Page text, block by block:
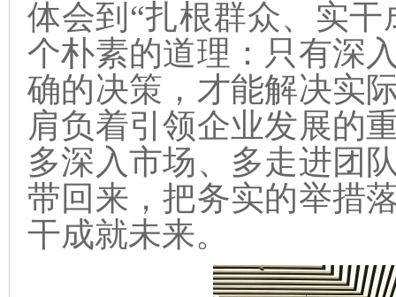
体会到“扎根群众、实
个朴素的道理：只有深
确的决策，才能解决实
肩负着引领企业发展的
多深入市场、多走进团
带回来，把务实的举措
干成就未来。